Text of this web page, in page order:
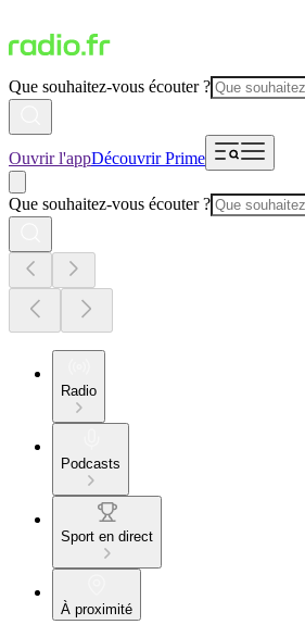
Que souhaitez-vous écouter ?
Ouvrir l'appDécouvrir Prime
Que souhaitez-vous écouter ?
Radio
Podcasts
Sport en direct
À proximité